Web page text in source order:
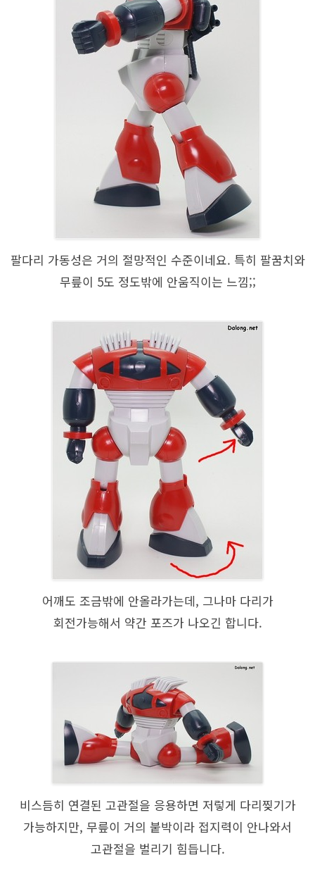
팔다리 가동성은 거의 절망적인 수준이네요. 특히 팔꿈치와
무릎이 5도 정도밖에 안움직이는 느낌;;
어깨도 조금밖에 안올라가는데, 그나마 다리가
회전가능해서 약간 포즈가 나오긴 합니다.
비스듬히 연결된 고관절을 응용하면 저렇게 다리찢기가
가능하지만, 무릎이 거의 붙박이라 접지력이 안나와서
고관절을 벌리기 힘듭니다.